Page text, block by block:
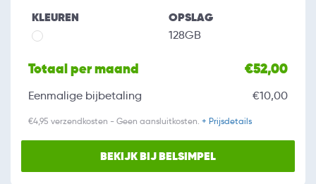
KLEUREN OPSLAG
128GB
Totaal per maand €52,00
Eenmalige bijbetaling €10,00
€4,95 verzendkosten - Geen aansluitkosten. + Prijsdetails
BEKIJK BIJ BELSIMPEL